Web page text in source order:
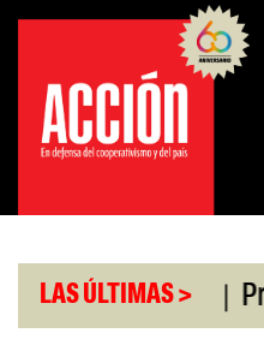
Saltar
contenido
LAS ÚLTIMAS >
universitario |